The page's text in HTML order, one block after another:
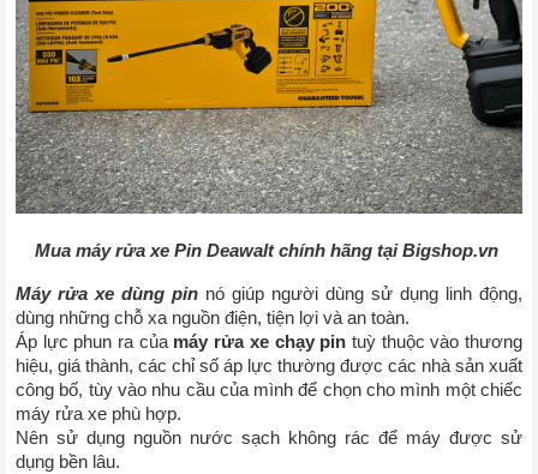
Mua máy rửa xe Pin Deawalt chính hãng tại Bigshop.vn
Máy rửa xe dùng pin nó giúp người dùng sử dụng linh động,
dùng những chỗ xa nguồn điện, tiện lợi và an toàn.
Áp lực phun ra của máy rửa xe chạy pin tuỳ thuộc vào thương
hiệu, giá thành, các chỉ số áp lực thường được các nhà sản xuất
công bố, tùy vào nhu cầu của mình để chọn cho mình một chiếc
máy rửa xe phù hợp.
Nên sử dụng nguồn nước sạch không rác để máy được sử
dụng bền lâu.